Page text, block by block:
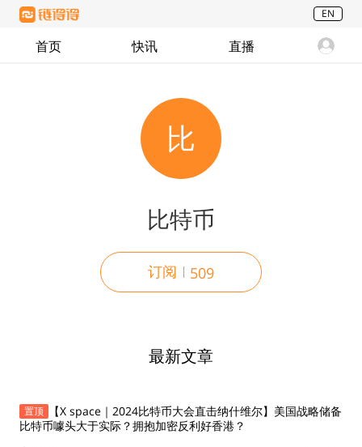
EN
首页 快讯 直播
比
比特币
订阅 509
最新文章
置顶
【X space｜2024比特币大会直击纳什维尔】美国战略储备
比特币噱头大于实际？拥抱加密反利好香港？